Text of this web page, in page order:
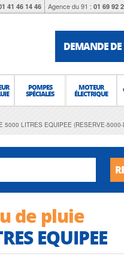
41 46 14 46 Agence du 91 : 01 69 92
DEMANDE DE
POMPES
SPÉCIALES
MOTEUR
ÉLECTRIQUE
5000 LITRES EQUIPEE (RESERVE-
de pluie
EQUIPEE